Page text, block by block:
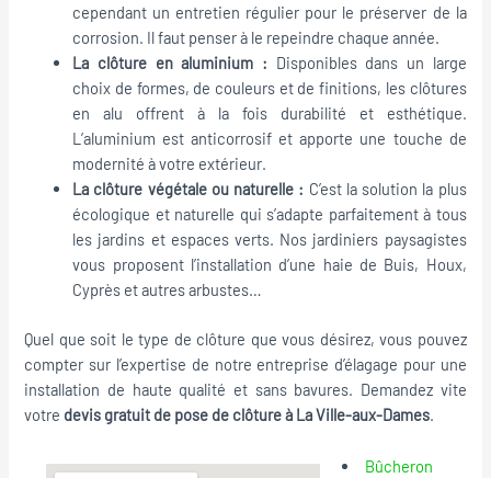
cependant un entretien régulier pour le préserver de la
corrosion. Il faut penser à le repeindre chaque année.
La clôture en aluminium : Disponibles dans un large
choix de formes, de couleurs et de finitions, les clôtures
en alu offrent à la fois durabilité et esthétique.
L’aluminium est anticorrosif et apporte une touche de
modernité à votre extérieur.
La clôture végétale ou naturelle : C’est la solution la plus
écologique et naturelle qui s’adapte parfaitement à tous
les jardins et espaces verts. Nos jardiniers paysagistes
vous proposent l’installation d’une haie de Buis, Houx,
Cyprès et autres arbustes…
Quel que soit le type de clôture que vous désirez, vous pouvez
compter sur l’expertise de notre entreprise d’élagage pour une
installation de haute qualité et sans bavures. Demandez vite
votre devis gratuit de pose de clôture à La Ville-aux-Dames.
Bûcheron